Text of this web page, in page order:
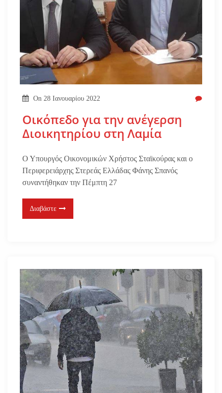
On 28 Ιανουαρίου 2022
Οικόπεδο για την ανέγερση
Διοικητηρίου στη Λαμία
Ο Υπουργός Οικονομικών Χρήστος Σταϊκούρας και ο
Περιφερειάρχης Στερεάς Ελλάδας Φάνης Σπανός
συναντήθηκαν την Πέμπτη 27
Διαβάστε